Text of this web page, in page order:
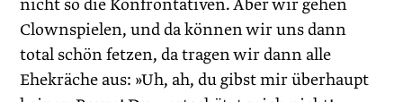
nicht so die Konfrontativen. Aber wir gehen
Clownspielen, und da können wir uns dann
total schön fetzen, da tragen wir dann alle
Ehekräche aus: »Uh, ah, du gibst mir überhaupt